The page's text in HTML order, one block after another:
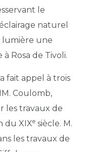
le
naturel
lumière une
Rosa de Tivoli.
fait appel à trois
Coulomb,
les travaux de
du XIXe siècle. M.
les travaux de